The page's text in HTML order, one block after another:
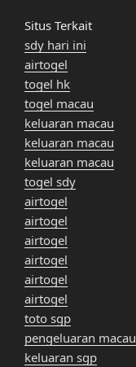
Situs Terkait
sdy hari ini
airtogel
togel hk
togel macau
keluaran macau
keluaran macau
keluaran macau
togel sdy
airtogel
airtogel
airtogel
airtogel
airtogel
airtogel
toto sgp
pengeluaran macau
keluaran sgp